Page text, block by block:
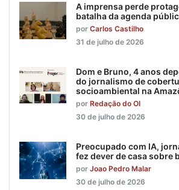
A imprensa perde
batalha da agenda
por Carlos Castilho
31 de julho de 2026
Dom e Bruno, 4 anos
do jornalismo de
socioambiental na
por Redação do OI
30 de julho de 2026
Preocupado com IA,
fez dever de casa sobre
por Joao Pedro Malar
30 de julho de 2026